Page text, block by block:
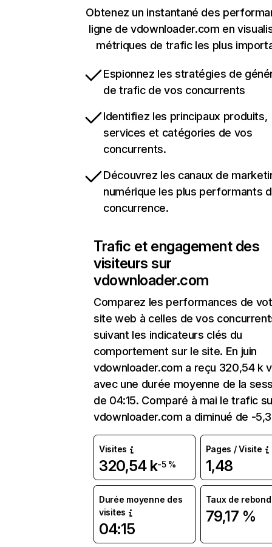
Obtenez un instantané des
ligne de vdownloader.com en
métriques de trafic les plus
Espionnez les stratégies de
de trafic de vos concurrents
Identifiez les principaux produits,
services et catégories de vos
concurrents.
Découvrez les canaux de
numérique les plus performants
concurrence.
Trafic et engagement des
visiteurs sur
vdownloader.com
Comparez les performances de
site web à celles de vos
suivant les indicateurs clés du
comportement sur le site. En juin
vdownloader.com a reçu 320,54 k
avec une durée moyenne de la
de 04:15. Comparé à mai le trafic
vdownloader.com a diminué de -
Visites
320,54 k-5 %
Pages / Visite
1,48
Durée moyenne des
visites
04:15
Taux de rebond
79,17 %